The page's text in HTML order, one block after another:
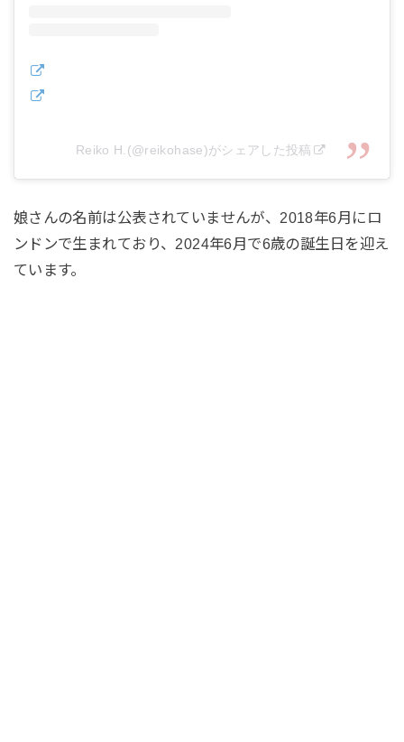
Reiko H.(@reikohase)がシェアした投稿
娘さんの名前は公表されていませんが、2018年6月にロ
ンドンで生まれており、2024年6月で6歳の誕生日を迎え
ています。